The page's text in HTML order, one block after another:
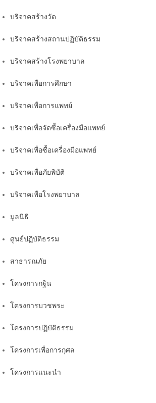
บริจาคสร้างวัด
บริจาคสร้างสถานปฏิบัติธรรม
บริจาคสร้างโรงพยาบาล
บริจาคเพื่อการศึกษา
บริจาคเพื่อการแพทย์
บริจาคเพื่อจัดซื้อเครื่องมือแพทย์
บริจาคเพื่อซื้อเครื่องมือแพทย์
บริจาคเพื่อภัยพิบัติ
บริจาคเพื่อโรงพยาบาล
มูลนิธิ
ศูนย์ปฏิบัติธรรม
สาธารณภัย
โครงการกฐิน
โครงการบวชพระ
โครงการปฏิบัติธรรม
โครงการเพื่อการกุศล
โครงการแนะนำ